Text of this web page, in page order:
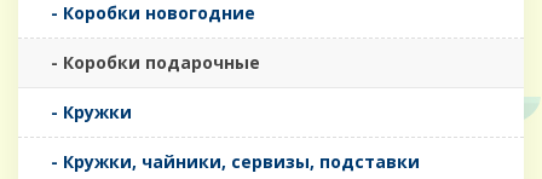
- Коробки новогодние
- Коробки подарочные
- Кружки
- Кружки, чайники, сервизы, подставки